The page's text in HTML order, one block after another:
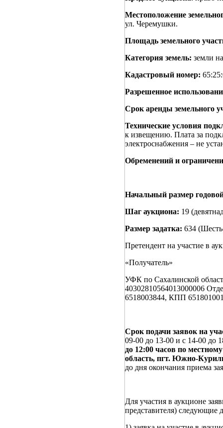
Местоположение
ул. Черемушки.
Площадь земельного
Категория земель: земли
Кадастровый номер:
Разрешенное
Срок аренды земельного
Технические условия
к извещению. Плата за
электроснабжения – не
Обременений и
Начальный размер
Шаг аукциона: 19
Размер задатка: 634
Претендент на участие в
«Получатель»
УФК по Сахалинской
40302810564013000006
6518003844, КПП
Срок подачи заявок на
09-00 до 13-00 и с 14-00 до
до 12:00 часов по
область, пгт. Южно-
до дня окончания приема
Для участия в аукционе
представителя) следующие